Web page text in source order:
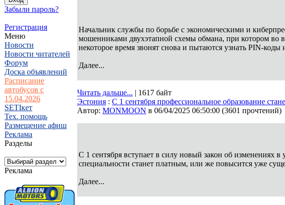
Забыли пароль?
Регистрация
Меню
Новости
Новости читателей
Форум
Доска объявлений
Расписание
автобусов с
15.04.2026
SETIкет
Тех. помощь
Размещение афиш
Реклама
Разделы
Реклама
Начальник службы по борьбе с экономическими и
мошенниками двухэтапной схемы обмана, при котором во
некоторое время звонят снова и пытаются узнать PIN-
Далее...
Читать дальше... | 1617 байт
Эстония : С 1 сентября профессиональное образование
Автор: MONMOON в 06/04/2025 06:50:00 (3601 прочтений)
С 1 сентября вступает в силу новый закон об изменениях
специальности станет платным, или же повысится уже
Далее...